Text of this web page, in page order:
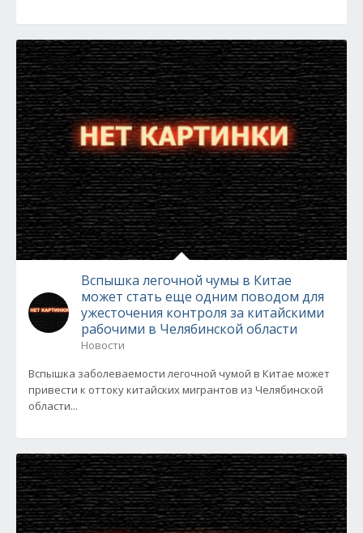
Вспышка легочной чумы в Китае
может стать еще одним поводом для
ужесточения контроля за китайскими
рабочими в Челябинской области
Новости
Вспышка заболеваемости легочной чумой в Китае может
привести к оттоку китайских мигрантов из Челябинской
области...